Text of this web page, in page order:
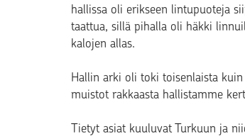
hallissa oli erikseen lintupuoteja
taattua, sillä pihalla oli häkki
kalojen allas.
Hallin arki oli toki toisenlaista
muistot rakkaasta hallistamme
Tietyt asiat kuuluvat Turkuun ja